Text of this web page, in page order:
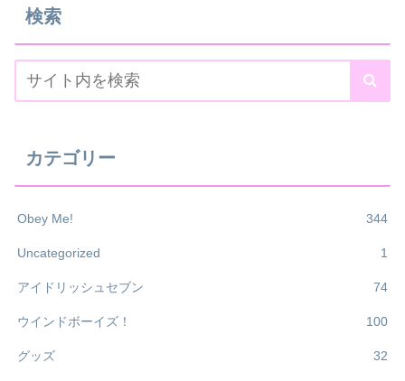
検索
カテゴリー
Obey Me! 344
Uncategorized 1
アイドリッシュセブン 74
ウインドボーイズ！ 100
グッズ 32